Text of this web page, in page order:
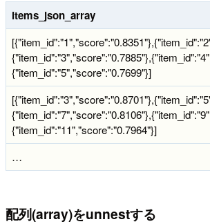
items_json_array
{"item_id":"5","score":"0.7699"}]
{"item_id":"11","score":"0.7964"}]
…
配列(array)をunnestする